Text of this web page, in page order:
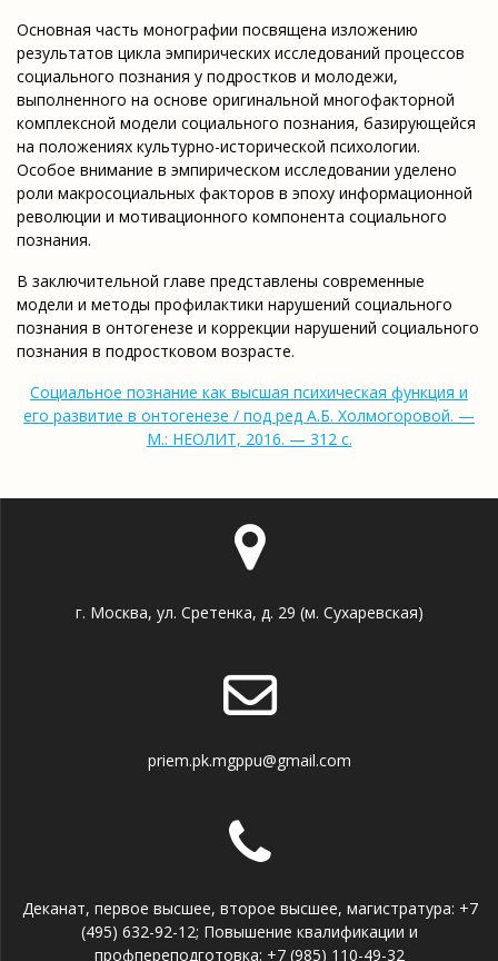
Основная часть монографии посвящена изложению
результатов цикла эмпирических исследований процессов
социального познания у подростков и молодежи,
выполненного на основе оригинальной многофакторной
комплексной модели социального познания, базирующейся
на положениях культурно-исторической психологии.
Особое внимание в эмпирическом исследовании уделено
роли макросоциальных факторов в эпоху информационной
революции и мотивационного компонента социального
познания.
В заключительной главе представлены современные
модели и методы профилактики нарушений социального
познания в онтогенезе и коррекции нарушений социального
познания в подростковом возрасте.
Социальное познание как высшая психическая функция и
его развитие в онтогенезе / под ред А.Б. Холмогоровой. —
М.: НЕОЛИТ, 2016. — 312 с.
г. Москва, ул. Сретенка, д. 29 (м. Сухаревская)
priem.pk.mgppu@gmail.com
Деканат, первое высшее, второе высшее, магистратура: +7
(495) 632-92-12; Повышение квалификации и
профпереподготовка: +7 (985) 110-49-32